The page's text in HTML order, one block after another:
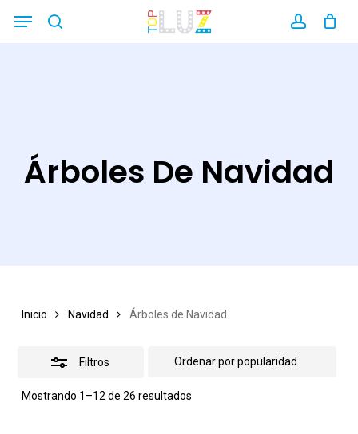
Menu
Árboles De Navidad
Inicio Navidad Árboles de Navidad
Filtros
Mostrando 1–12 de 26 resultadosOrdenado